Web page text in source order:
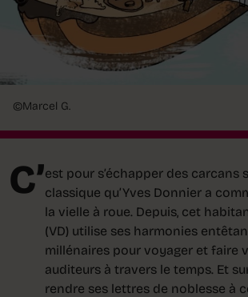
©Marcel G.
C’est pour s’échapper des carcans
classique qu’Yves Donnier a
la vielle à roue. Depuis, cet
(VD) utilise ses harmonies
millénaires pour voyager et faire
auditeurs à travers le temps. Et
rendre ses lettres de noblesse à